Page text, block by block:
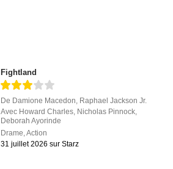
Fightland
De Damione Macedon, Raphael Jackson Jr.
Avec Howard Charles, Nicholas Pinnock,
Deborah Ayorinde
Drame,Action
31 juillet 2026 sur Starz